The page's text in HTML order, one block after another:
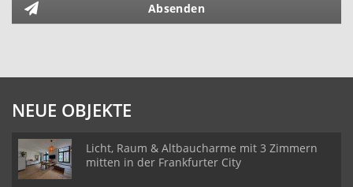
Absenden
NEUE OBJEKTE
Licht, Raum & Altbaucharme mit 3 Zimmern
mitten in der Frankfurter City